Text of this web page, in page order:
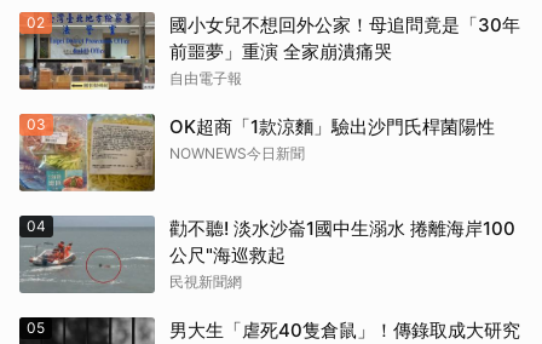
02
國小女兒不想回外公家！母追問竟是「30年
前噩夢」重演 全家崩潰痛哭
自由電子報
03 OK超商「1款涼麵」驗出沙門氏桿菌陽性
NOWNEWS今日新聞
04
勸不聽! 淡水沙崙1國中生溺水 捲離海岸100
公尺"海巡救起
民視新聞網
05
男大生「虐死40隻倉鼠」！傳錄取成大研究